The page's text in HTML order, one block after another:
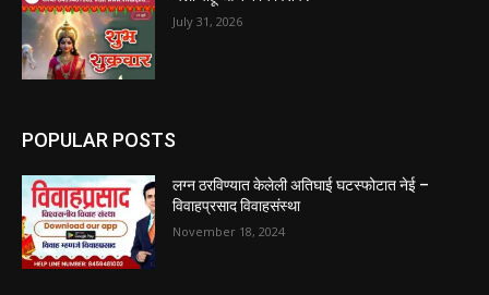
July 31, 2026
POPULAR POSTS
लग्न ठरविण्यात केलेली अतिघाई घटस्फोटात नेई –
विवाहप्रसाद विवाहसंस्था
November 18, 2024